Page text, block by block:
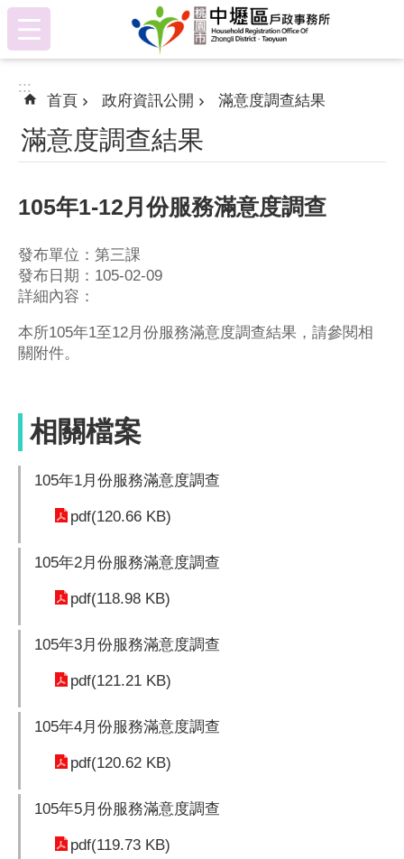
跳到主要內容區塊
:::
:::
首頁 政府資訊公開 滿意度調查結果
滿意度調查結果
105年1-12月份服務滿意度調查
發布單位：第三課
發布日期：105-02-09
詳細內容：
本所105年1至12月份服務滿意度調查結果，請參閱相
關附件。
相關檔案
105年1月份服務滿意度調查
pdf(120.66 KB)
105年2月份服務滿意度調查
pdf(118.98 KB)
105年3月份服務滿意度調查
pdf(121.21 KB)
105年4月份服務滿意度調查
pdf(120.62 KB)
105年5月份服務滿意度調查
pdf(119.73 KB)